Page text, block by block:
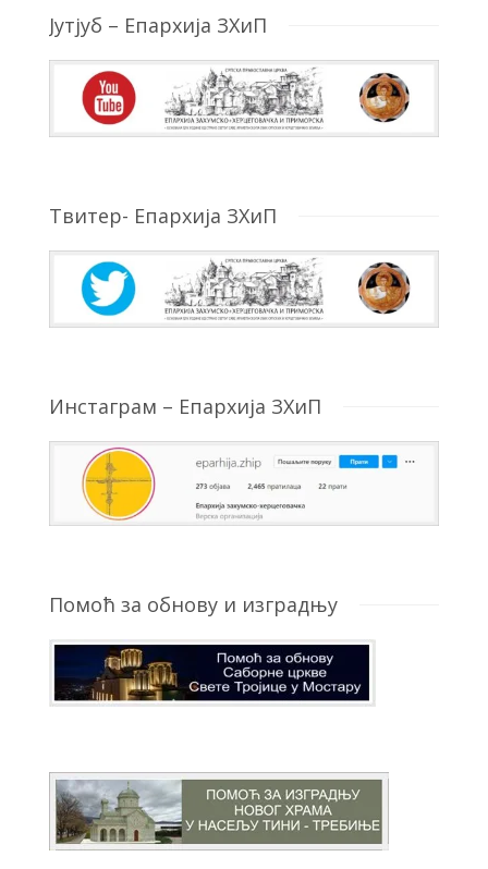
Јутјуб – Епархија ЗХиП
Твитер- Епархија ЗХиП
Инстаграм – Епархија ЗХиП
Помоћ за обнову и изградњу